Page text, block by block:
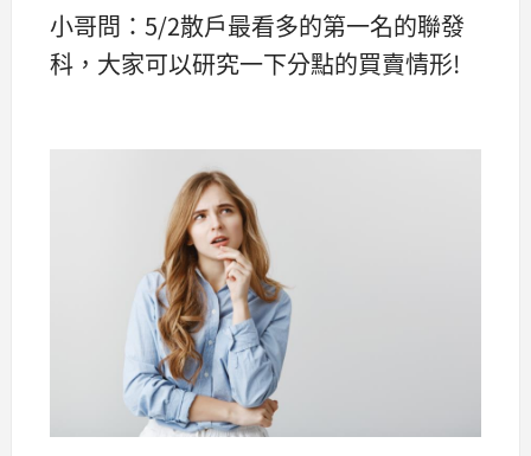
小哥問：5/2散戶最看多的第一名的聯發
科，大家可以研究一下分點的買賣情形!